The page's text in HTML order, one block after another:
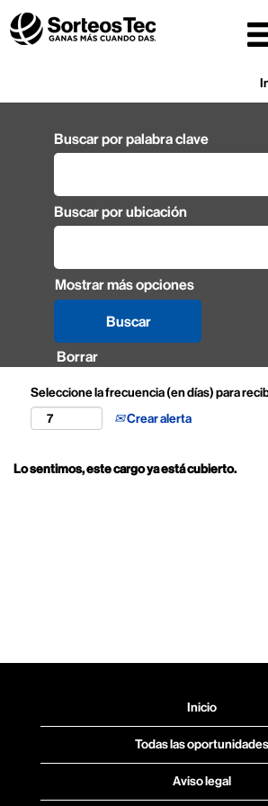
Buscar por palabra clave
Buscar por ubicación
Mostrar más opciones
Borrar
Seleccione la frecuencia (en días) para
Crear alerta
Lo sentimos, este cargo ya está cubierto.
Inicio
Todas las oportunidades
Aviso legal